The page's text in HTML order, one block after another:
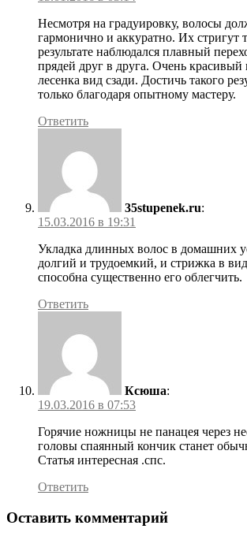
Несмотря на градуировку, волосы
гармонично и аккуратно. Их стригут
результате наблюдался плавный
прядей друг в друга. Очень красивый
лесенка вид сзади. Достичь такого
только благодаря опытному мастеру.
Ответить
35stupenek.ru:
15.03.2016 в 19:31
Укладка длинных волос в домашних
долгий и трудоемкий, и стрижка в
способна существенно его облегчить.
Ответить
Ксюша:
19.03.2016 в 07:53
Горячие ножницы не панацея через
головы спаянный кончик станет
Статья интересная .спс.
Ответить
Оставить комментарий